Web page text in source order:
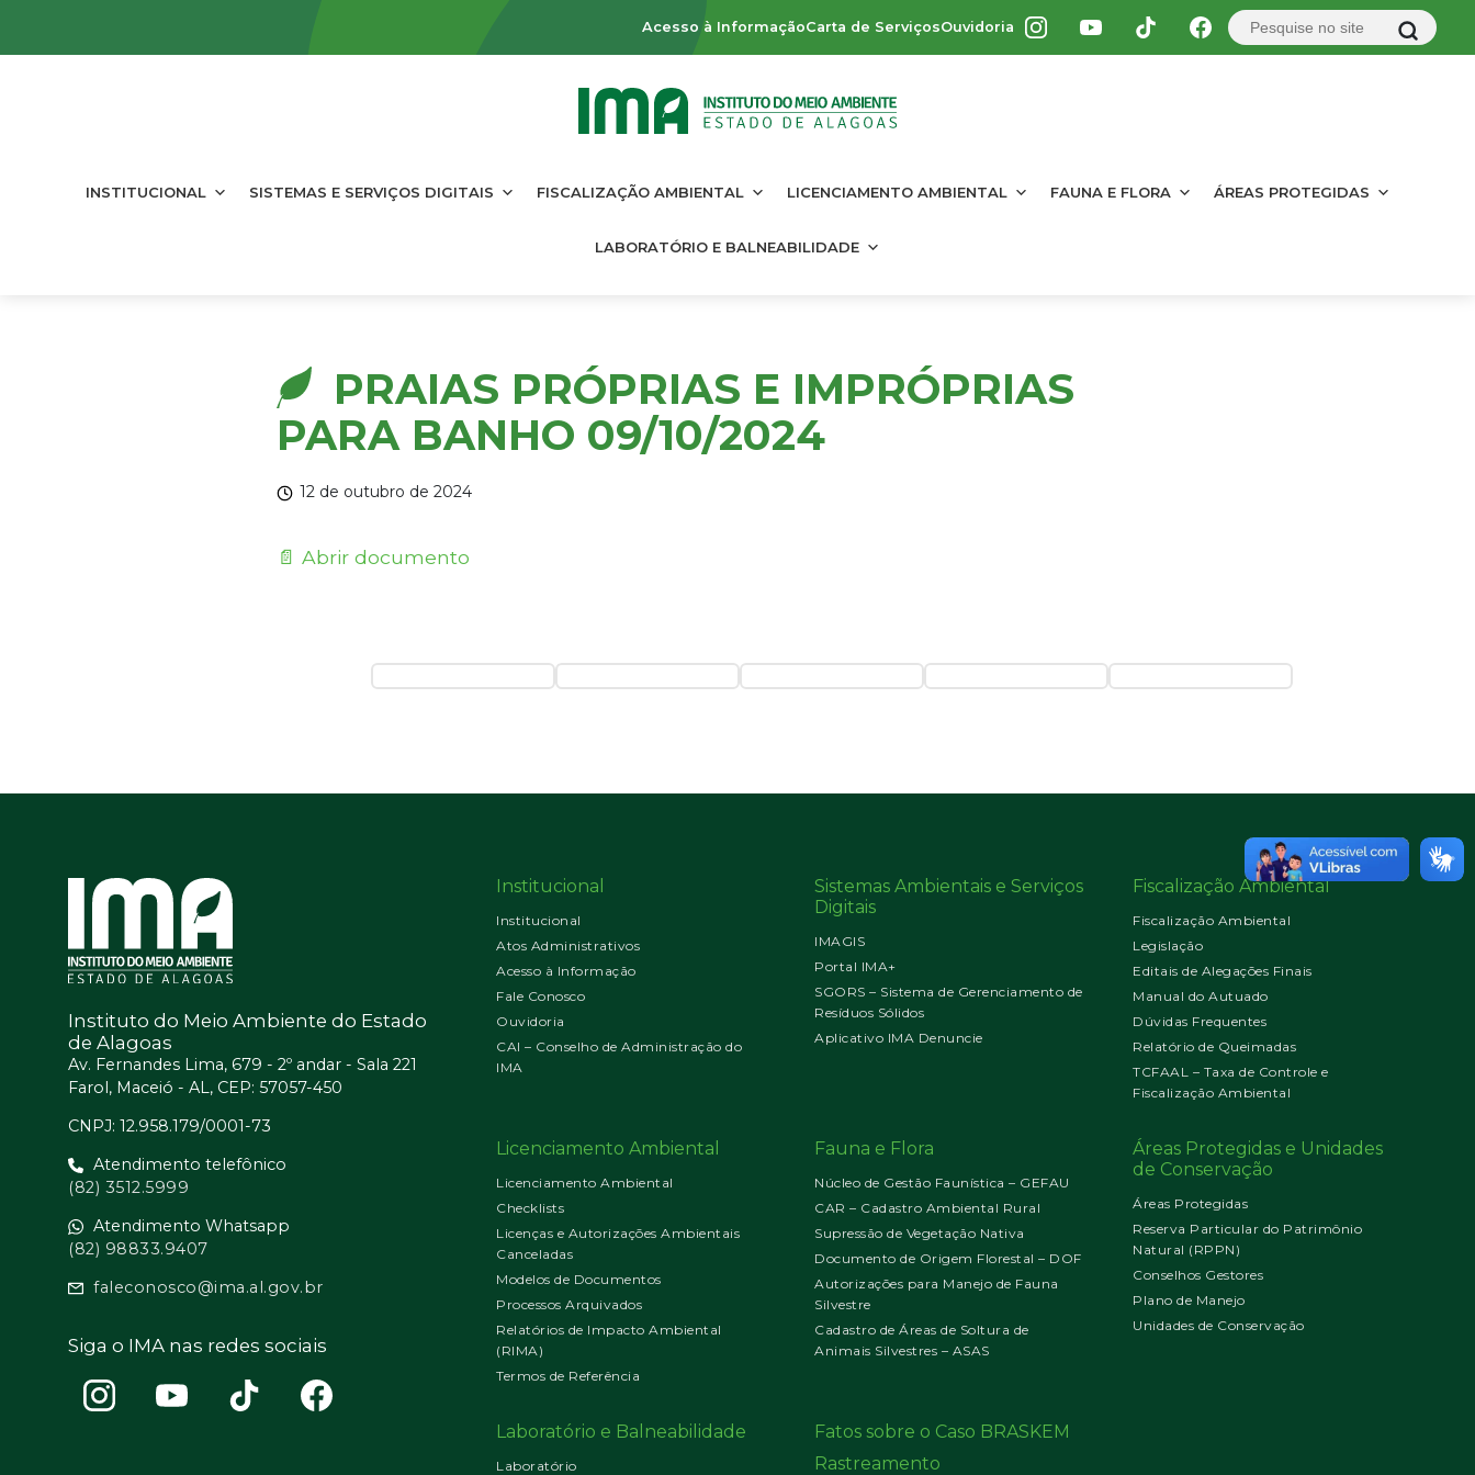
Acesso à InformaçãoCarta de ServiçosOuvidoria
INSTITUCIONAL SISTEMAS E SERVIÇOS DIGITAIS FISCALIZAÇÃO AMBIENTAL LICENCIAMENTO AMBIENTAL FAUNA E FLORA ÁREAS PROTEGIDAS
LABORATÓRIO E BALNEABILIDADE
PRAIAS PRÓPRIAS E IMPRÓPRIAS
PARA BANHO 09/10/2024
12 de outubro de 2024
📄 Abrir documento
Instituto do Meio Ambiente do Estado
de Alagoas
Av. Fernandes Lima, 679 - 2º andar - Sala 221
Farol, Maceió - AL, CEP: 57057-450
CNPJ: 12.958.179/0001-73
Atendimento telefônico
(82) 3512.5999
Atendimento Whatsapp
(82) 98833.9407
faleconosco@ima.al.gov.br
Siga o IMA nas redes sociais
Institucional
Institucional
Atos Administrativos
Acesso à Informação
Fale Conosco
Ouvidoria
CAI – Conselho de Administração do
IMA
Sistemas Ambientais e Serviços
Digitais
IMAGIS
Portal IMA+
SGORS – Sistema de Gerenciamento de
Resíduos Sólidos
Aplicativo IMA Denuncie
Fiscalização Ambiental
Fiscalização Ambiental
Legislação
Editais de Alegações Finais
Manual do Autuado
Dúvidas Frequentes
Relatório de Queimadas
TCFAAL – Taxa de Controle e
Fiscalização Ambiental
Licenciamento Ambiental
Licenciamento Ambiental
Checklists
Licenças e Autorizações Ambientais
Canceladas
Modelos de Documentos
Processos Arquivados
Relatórios de Impacto Ambiental
(RIMA)
Termos de Referência
Fauna e Flora
Núcleo de Gestão Faunística – GEFAU
CAR – Cadastro Ambiental Rural
Supressão de Vegetação Nativa
Documento de Origem Florestal – DOF
Autorizações para Manejo de Fauna
Silvestre
Cadastro de Áreas de Soltura de
Animais Silvestres – ASAS
Áreas Protegidas e Unidades
de Conservação
Áreas Protegidas
Reserva Particular do Patrimônio
Natural (RPPN)
Conselhos Gestores
Plano de Manejo
Unidades de Conservação
Laboratório e Balneabilidade
Laboratório
Fatos sobre o Caso BRASKEM
Rastreamento